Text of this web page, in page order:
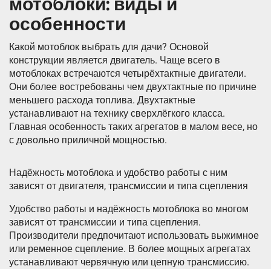
особенности
Какой мотоблок выбрать для дачи? Основой
конструкции является двигатель. Чаще всего в
мотоблоках встречаются четырёхтактные двигатели.
Они более востребованы чем двухтактные по причине
меньшего расхода топлива. Двухтактные
устанавливают на технику сверхлёгкого класса.
Главная особенность таких агрегатов в малом весе, но
с довольно приличной мощностью.
Надёжность мотоблока и удобство работы с ним
зависят от двигателя, трансмиссии и типа сцепления
Удобство работы и надёжность мотоблока во многом
зависят от трансмиссии и типа сцепления.
Производители предпочитают использовать выжимное
или ременное сцепление. В более мощных агрегатах
устанавливают червячную или цепную трансмиссию.